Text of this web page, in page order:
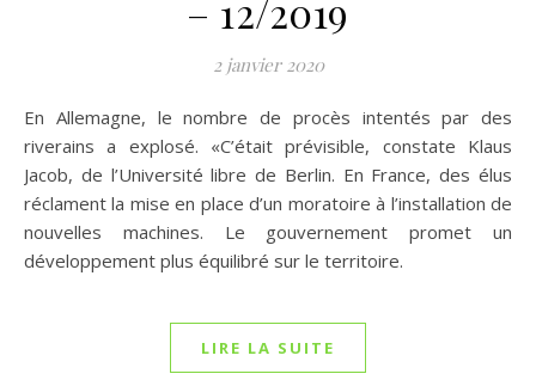
– 12/2019
2 janvier 2020
En Allemagne, le nombre de procès intentés par des
riverains a explosé. «C’était prévisible, constate Klaus
Jacob, de l’Université libre de Berlin. En France, des élus
réclament la mise en place d’un moratoire à l’installation de
nouvelles machines. Le gouvernement promet un
développement plus équilibré sur le territoire.
LIRE LA SUITE